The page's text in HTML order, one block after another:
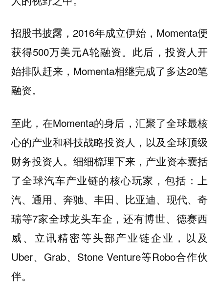
招股书披露，2016年成立伊始，Momenta便
获得500万美元A轮融资。此后，投资人开
始排队赶来，Momenta相继完成了多达20笔
融资。
至此，在Momenta的身后，汇聚了全球最核
心的产业和科技战略投资人，以及全球顶级
财务投资人。细细梳理下来，产业资本囊括
了全球汽车产业链的核心玩家，包括：上
汽、通用、奔驰、丰田、比亚迪、现代、奇
瑞等7家全球龙头车企，还有博世、德赛西
威、立讯精密等头部产业链企业，以及
Uber、Grab、Stone Venture等Robo合作伙
伴。